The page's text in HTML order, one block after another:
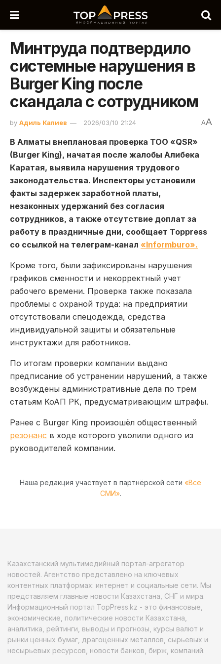
Минтруда подтвердило
системные нарушения в
Burger King после
скандала с сотрудником
by Адиль Калиев 2026/03/10 21:24 AA
В Алматы внеплановая проверка ТОО «QSR»
(Burger King), начатая после жалобы Алибека
Каратая, выявила нарушения трудового
законодательства. Инспекторы установили
факты задержек заработной платы,
незаконных удержаний без согласия
сотрудников, а также отсутствие доплат за
работу в праздничные дни, сообщает Toppress
со ссылкой на телеграм-канал «Informburo».
Кроме того, были зафиксированы нарушения
графиков сменности и некорректный учет
рабочего времени. Проверка также показала
проблемы с охраной труда: на предприятии
отсутствовали спецодежда, средства
индивидуальной защиты и обязательные
инструктажи для работников.
По итогам проверки компании выдано
предписание об устранении нарушений, а также
возбуждены административные дела по трем
статьям КоАП РК, предусматривающим штрафы.
Ранее с Burger King произошёл общественный
резонанс в ходе которого уволили одного из
руководителей компании.
Наша редакция участвует в партнёрской сети «Все
СМИ».
Казахстанский мультимедийный портал-агрегатор
новостей. Агентство представлено на ключевых
контентных платформах: интернет и социальные сети. Мы
представляем главные новости Казахстана, СНГ и мира.
Информационный портал TopPress.kz - это финансовые,
экономические, политические новости Казахстана,
аналитика, рейтинги, выводы и прогнозы, курсы валют и
рынки ценных бумаг, драгоценных металлов, сырьевых и
несырьевых ресурсов, новости банков, бирж, компаний.